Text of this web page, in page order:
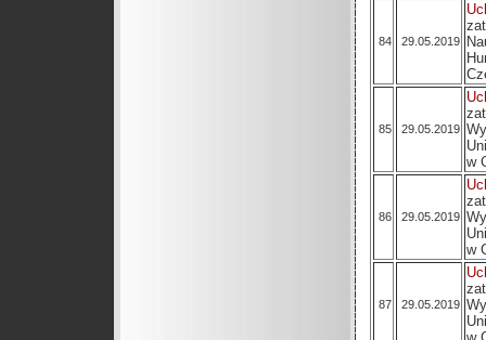
84 29.05.2019
85 29.05.2019
w
86 29.05.2019
w
87 29.05.2019